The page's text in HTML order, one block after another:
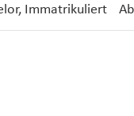
Immatrikuliert